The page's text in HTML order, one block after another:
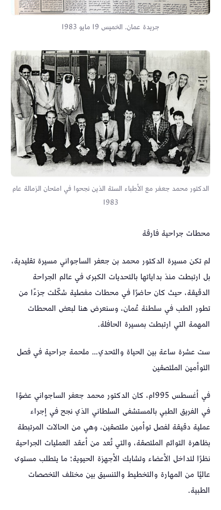
جريدة عمان. الخميس 19 مايو 1983
الدكتور محمد جعفر مع الأطباء الستة الذين نجحوا في امتحان الزمالة عام
1983
محطات جراحية فارقة
لم تكن مسيرة الدكتور محمد بن جعفر الساجواني مسيرة تقليدية،
بل ارتبطت منذ بداياتها بالتحديات الكبرى في عالم الجراحة
الدقيقة، حيث كان حاضرًا في محطات مفصلية شكّلت جزءًا من
تطور الطب في سلطنة عُمان، وسنعرض هنا لبعض المحطات
المهمة التي ارتبطت بمسيرة الحافلة.
ست عشرة ساعة بين الحياة والتحدي… ملحمة جراحية في فصل
التوأمين الملتصقين
في أغسطس 1995م، كان الدكتور محمد جعفر الساجواني عضوًا
في الفريق الطبي بالمستشفى السلطاني الذي نجح في إجراء
عملية دقيقة لفصل توأمين ملتصقين، وهي من الحالات المرتبطة
بظاهرة التوائم الملتصقة، والتي تُعد من أعقد العمليات الجراحية
نظرًا لتداخل الأعضاء وتشابك الأجهزة الحيوية؛ ما يتطلب مستوى
عاليًا من المهارة والتخطيط والتنسيق بين مختلف التخصصات
الطبية.